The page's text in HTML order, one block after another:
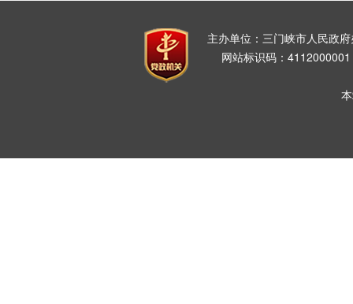
主办单位：三门峡市人民政
网站标识码：4112000001